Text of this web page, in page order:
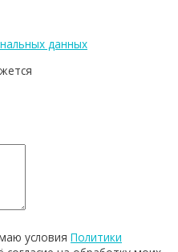
данных
условия Политики